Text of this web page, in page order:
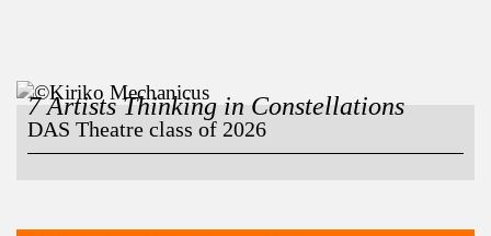
7 Artists Thinking in Constellations
DAS Theatre class of 2026